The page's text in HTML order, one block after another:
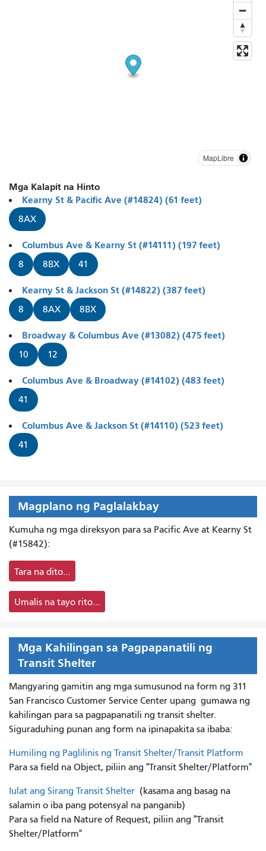
MapLibre
Mga Kalapit na Hinto
Kearny St & Pacific Ave (#14824) (61 feet)
8AX
Columbus Ave & Kearny St (#14111) (197 feet)
8 8BX 41
Kearny St & Jackson St (#14822) (387 feet)
8 8AX 8BX
Broadway & Columbus Ave (#13082) (475 feet)
10 12
Columbus Ave & Broadway (#14102) (483 feet)
41
Columbus Ave & Jackson St (#14110) (523 feet)
41
Magplano ng Paglalakbay
Kumuha ng mga direksyon para sa Pacific Ave at Kearny St
(#15842):
Tara na dito...
Umalis na tayo rito...
Mga Kahilingan sa Pagpapanatili ng
Transit Shelter
Mangyaring gamitin ang mga sumusunod na form ng 311
San Francisco Customer Service Center upang gumawa ng
kahilingan para sa pagpapanatili ng transit shelter.
Siguraduhing punan ang form na ipinapakita sa ibaba:
Humiling ng Paglilinis ng Transit Shelter/Transit Platform
Para sa field na Object, piliin ang "Transit Shelter/Platform"
Iulat ang Sirang Transit Shelter (kasama ang basag na
salamin o iba pang potensyal na panganib)
Para sa field na Nature of Request, piliin ang "Transit
Shelter/Platform"